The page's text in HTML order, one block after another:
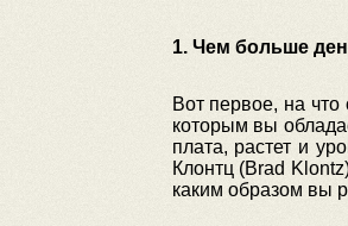
1. Чем больше
Вот первое, на
которым вы
плата, растет и
Клонтц (Brad
каким образом вы